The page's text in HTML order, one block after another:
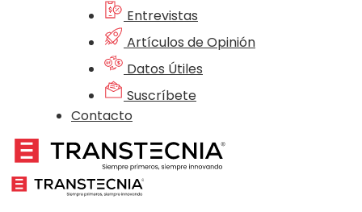
Entrevistas
Artículos de Opinión
Datos Útiles
Suscríbete
Contacto